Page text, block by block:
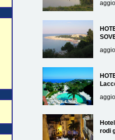
rodi